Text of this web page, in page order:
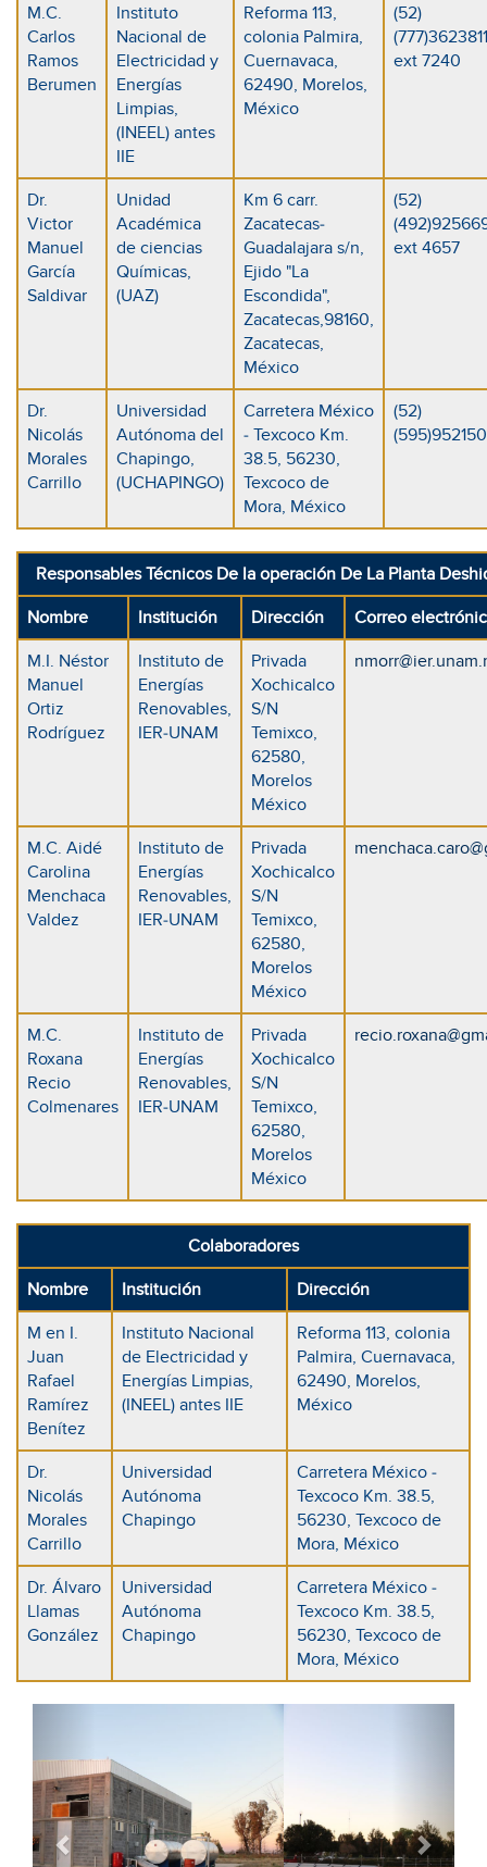
M.C.
Carlos
Ramos
Berumen
Instituto
Nacional de
Electricidad y
Energías
Limpias,
(INEEL) antes
IIE
Reforma 113,
colonia Palmira,
Cuernavaca,
62490, Morelos,
México
(52)
ext 7240
Dr.
Victor
Manuel
García
Saldivar
Unidad
Académica
de ciencias
Químicas,
(UAZ)
Km 6 carr.
Zacatecas-
Guadalajara s/n,
Ejido "La
Escondida",
Zacatecas,98160,
Zacatecas,
México
(52)
ext 4657
Dr.
Nicolás
Morales
Carrillo
Universidad
Autónoma del
Chapingo,
(UCHAPINGO)
Carretera México
- Texcoco Km.
38.5, 56230,
Texcoco de
Mora, México
(52)
Responsables Técnicos De la operación De La Planta
Nombre
Institución Dirección
Correo
M.I. Néstor
Manuel
Ortiz
Rodríguez
Instituto de
Energías
Renovables,
IER-UNAM
Privada
Xochicalco
S/N
Temixco,
62580,
Morelos
México
M.C. Aidé
Carolina
Menchaca
Valdez
Instituto de
Energías
Renovables,
IER-UNAM
Privada
Xochicalco
S/N
Temixco,
62580,
Morelos
México
M.C.
Roxana
Recio
Colmenares
Instituto de
Energías
Renovables,
IER-UNAM
Privada
Xochicalco
S/N
Temixco,
62580,
Morelos
México
Colaboradores
Nombre
Institución
Dirección
M en I.
Juan
Rafael
Ramírez
Benítez
Instituto Nacional
de Electricidad y
Energías Limpias,
(INEEL) antes IIE
Reforma 113, colonia
Palmira, Cuernavaca,
62490, Morelos,
México
Dr.
Nicolás
Morales
Carrillo
Universidad
Autónoma
Chapingo
Carretera México -
Texcoco Km. 38.5,
56230, Texcoco de
Mora, México
Dr. Álvaro
Llamas
González
Universidad
Autónoma
Chapingo
Carretera México -
Texcoco Km. 38.5,
56230, Texcoco de
Mora, México